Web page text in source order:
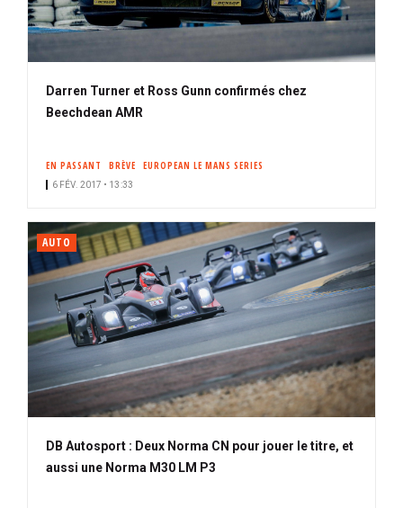
Darren Turner et Ross Gunn confirmés chez
Beechdean AMR
EN PASSANT BRÈVE EUROPEAN LE MANS SERIES
6 FÉV. 2017 • 13:33
AUTO
DB Autosport : Deux Norma CN pour jouer le titre, et
aussi une Norma M30 LM P3